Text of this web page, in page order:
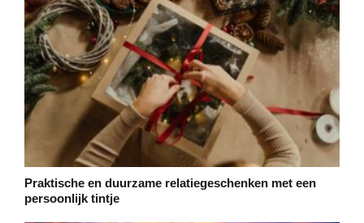
Praktische en duurzame relatiegeschenken met een
persoonlijk tintje